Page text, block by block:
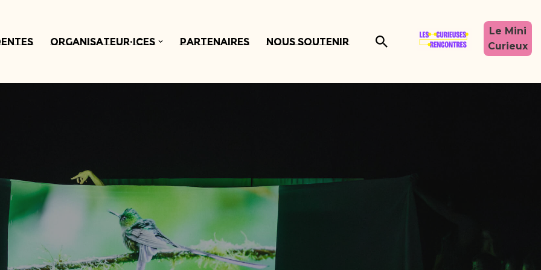
Organisateur·ices Partenaires Nous soutenir
Le Mini
Curieux